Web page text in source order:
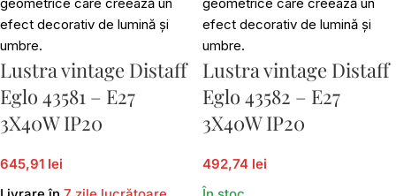
Lustra vintage Distaff
Eglo 43581 – E27
3X40W IP20
645,91 lei
Lustra vintage Distaff
Eglo 43582 – E27
3X40W IP20
492,74 lei